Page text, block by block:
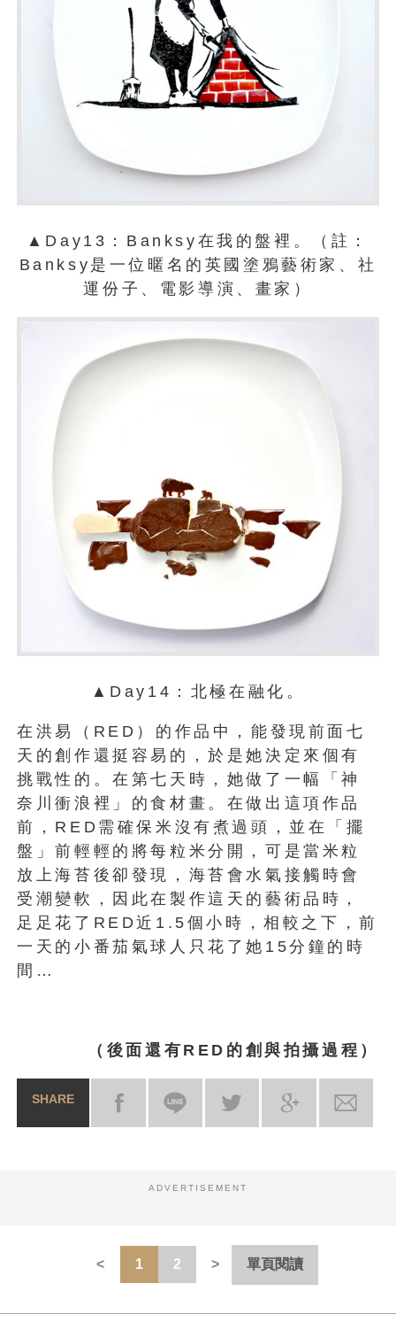
▲Day13：Banksy在我的盤裡。（註：
Banksy是一位暱名的英國塗鴉藝術家、社
運份子、電影導演、畫家）
▲Day14：北極在融化。
在洪易（RED）的作品中，能發現前面七
天的創作還挺容易的，於是她決定來個有
挑戰性的。在第七天時，她做了一幅「神
奈川衝浪裡」的食材畫。在做出這項作品
前，RED需確保米沒有煮過頭，並在「擺
盤」前輕輕的將每粒米分開，可是當米粒
放上海苔後卻發現，海苔會水氣接觸時會
受潮變軟，因此在製作這天的藝術品時，
足足花了RED近1.5個小時，相較之下，前
一天的小番茄氣球人只花了她15分鐘的時
間…
（後面還有RED的創與拍攝過程）
SHARE
ADVERTISEMENT
1 2 單頁閱讀